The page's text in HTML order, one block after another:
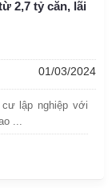
2,7 tỷ căn, lãi
01/03/2024
lập nghiệp với
...